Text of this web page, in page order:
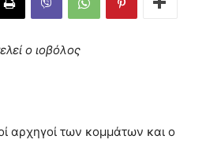
ο ιοβόλος
αρχηγοί των κομμάτων και ο